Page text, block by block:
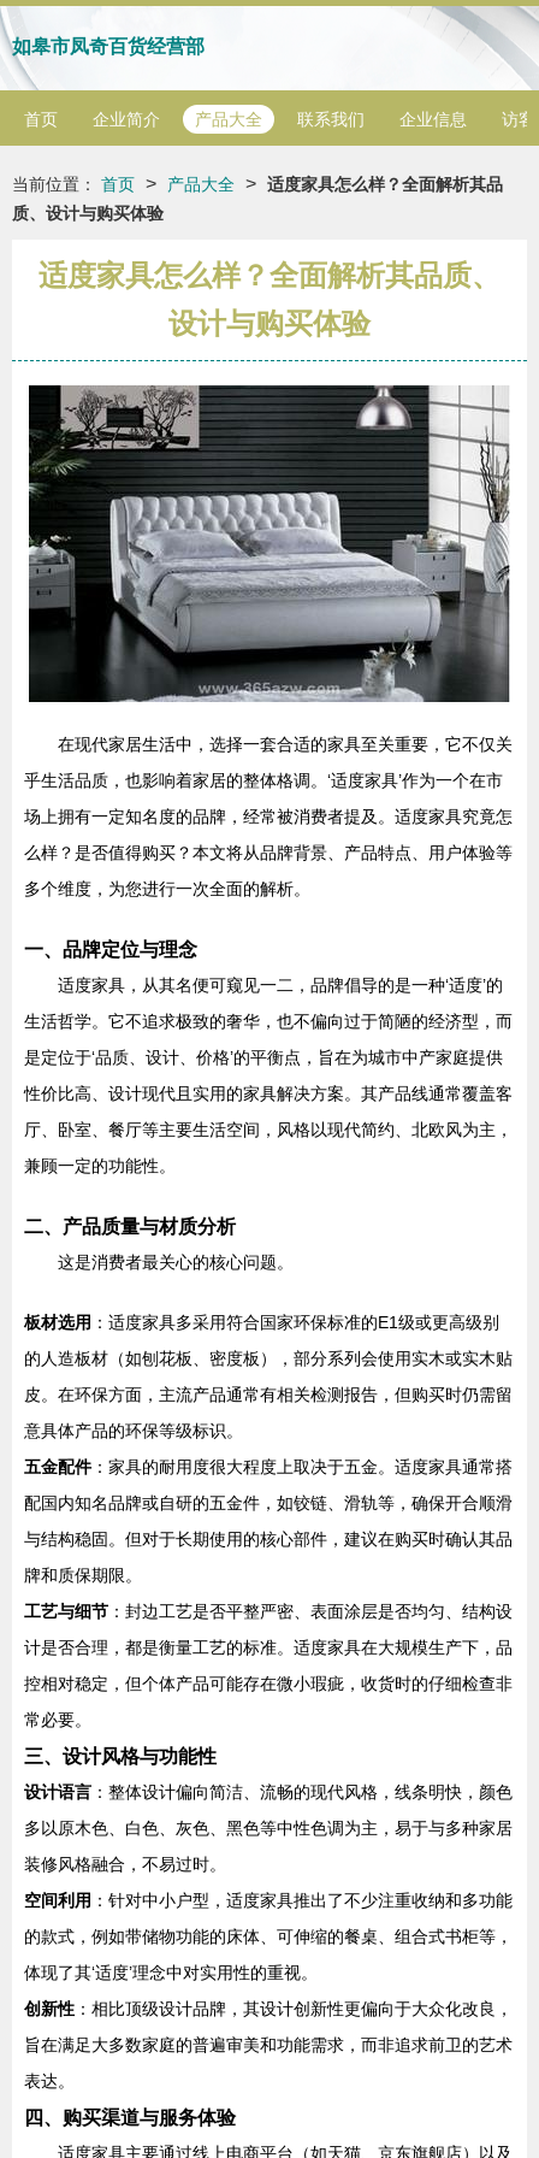
如皋市凤奇百货经营部
首页 企业简介 产品大全 联系我们 企业信息 访客
当前位置： 首页 > 产品大全 > 适度家具怎么样？全面解析其品
质、设计与购买体验
适度家具怎么样？全面解析其品质、
设计与购买体验
在现代家居生活中，选择一套合适的家具至关重要，它不仅关
乎生活品质，也影响着家居的整体格调。‘适度家具’作为一个在市
场上拥有一定知名度的品牌，经常被消费者提及。适度家具究竟怎
么样？是否值得购买？本文将从品牌背景、产品特点、用户体验等
多个维度，为您进行一次全面的解析。
一、品牌定位与理念
适度家具，从其名便可窥见一二，品牌倡导的是一种‘适度’的
生活哲学。它不追求极致的奢华，也不偏向过于简陋的经济型，而
是定位于‘品质、设计、价格’的平衡点，旨在为城市中产家庭提供
性价比高、设计现代且实用的家具解决方案。其产品线通常覆盖客
厅、卧室、餐厅等主要生活空间，风格以现代简约、北欧风为主，
兼顾一定的功能性。
二、产品质量与材质分析
这是消费者最关心的核心问题。
板材选用 ：适度家具多采用符合国家环保标准的E1级或更高级别
的人造板材（如刨花板、密度板），部分系列会使用实木或实木贴
皮。在环保方面，主流产品通常有相关检测报告，但购买时仍需留
意具体产品的环保等级标识。
五金配件：家具的耐用度很大程度上取决于五金。适度家具通常搭
配国内知名品牌或自研的五金件，如铰链、滑轨等，确保开合顺滑
与结构稳固。但对于长期使用的核心部件，建议在购买时确认其品
牌和质保期限。
工艺与细节 ：封边工艺是否平整严密、表面涂层是否均匀、结构设
计是否合理，都是衡量工艺的标准。适度家具在大规模生产下，品
控相对稳定，但个体产品可能存在微小瑕疵，收货时的仔细检查非
常必要。
三、设计风格与功能性
设计语言 ：整体设计偏向简洁、流畅的现代风格，线条明快，颜色
多以原木色、白色、灰色、黑色等中性色调为主，易于与多种家居
装修风格融合，不易过时。
空间利用 ：针对中小户型，适度家具推出了不少注重收纳和多功能
的款式，例如带储物功能的床体、可伸缩的餐桌、组合式书柜等，
体现了其‘适度’理念中对实用性的重视。
创新性 ：相比顶级设计品牌，其设计创新性更偏向于大众化改良，
旨在满足大多数家庭的普遍审美和功能需求，而非追求前卫的艺术
表达。
四、购买渠道与服务体验
适度家具主要通过线上电商平台（如天猫、京东旗舰店）以及